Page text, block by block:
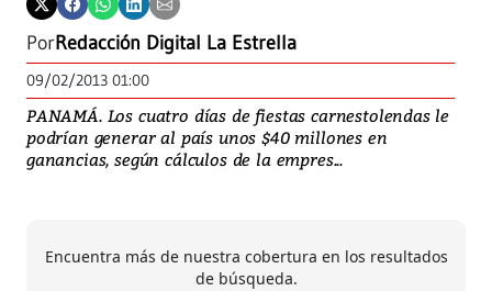
PorRedacción Digital La Estrella
09/02/2013 01:00
PANAMÁ. Los cuatro días de fiestas carnestolendas le
podrían generar al país unos $40 millones en
ganancias, según cálculos de la empres...
Encuentra más de nuestra cobertura en los resultados
de búsqueda.